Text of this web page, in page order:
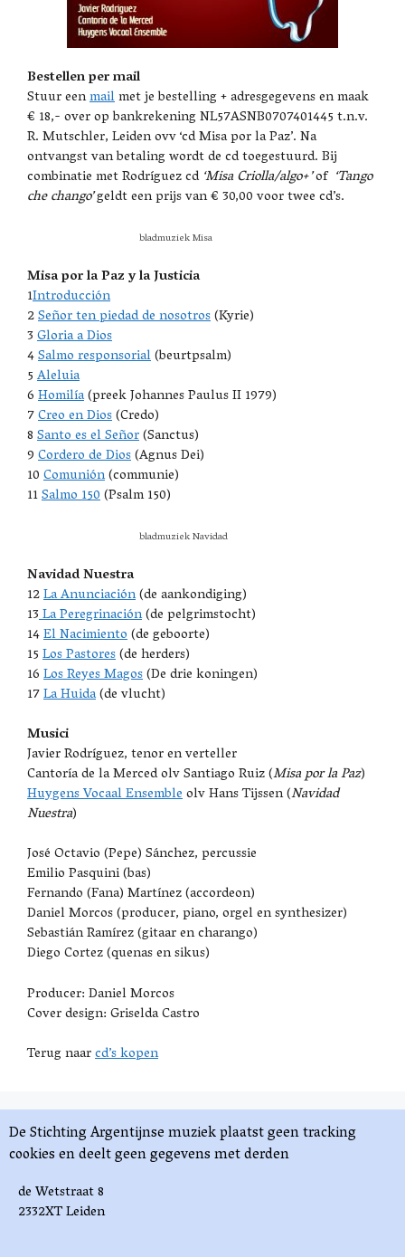
Bestellen per mail
Stuur eenmailmet je bestelling + adresgegevens en maak
€ 18,- over op bankrekening NL57ASNB0707401445 t.n.v.
R. Mutschler, Leiden ovv ‘cd Misa por la Paz’. Na
ontvangst van betaling wordt de cd toegestuurd. Bij
combinatie met Rodríguez cd‘Misa Criolla/algo+’of ‘Tango
che chango’geldt een prijs van € 30,00 voor twee cd’s.
bladmuziek Misa
Misa por la Paz y la Justicia
1Introducción
2Señor ten piedad de nosotros(Kyrie)
3Gloria a Dios
4Salmo responsorial(beurtpsalm)
5Aleluia
6Homilía(preek Johannes Paulus II 1979)
7Creo en Dios(Credo)
8Santo es el Señor(Sanctus)
9Cordero de Dios(Agnus Dei)
10Comunión(communie)
11Salmo 150(Psalm 150)
bladmuziek Navidad
Navidad Nuestra
12La Anunciación(de aankondiging)
13La Peregrinación(de pelgrimstocht)
14El Nacimiento(de geboorte)
15Los Pastores(de herders)
16Los Reyes Magos(De drie koningen)
17La Huida(de vlucht)
Musici
Javier Rodríguez, tenor en verteller
Cantoría de la Merced olv Santiago Ruiz (Misa por la Paz)
Huygens Vocaal Ensembleolv Hans Tijssen (Navidad
Nuestra)
José Octavio (Pepe) Sánchez, percussie
Emilio Pasquini (bas)
Fernando (Fana) Martínez (accordeon)
Daniel Morcos (producer, piano, orgel en synthesizer)
Sebastián Ramírez (gitaar en charango)
Diego Cortez (quenas en sikus)
Producer: Daniel Morcos
Cover design: Griselda Castro
Terug naarcd’s kopen
De Stichting Argentijnse muziek plaatst geen tracking
cookies en deelt geen gegevens met derden
de Wetstraat 8
2332XT Leiden